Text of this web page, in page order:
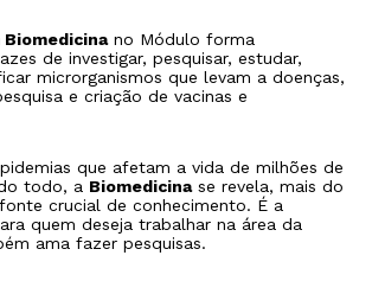
Biomedicinano Módulo forma
de investigar, pesquisar, estudar,
microrganismos que levam a doenças,
e criação de vacinas e
que afetam a vida de milhões de
todo, a Biomedicinase revela, mais do
crucial de conhecimento. É a
quem deseja trabalhar na área da
ama fazer pesquisas.